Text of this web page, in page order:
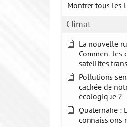
Montrer tous les
Climat
La nouvelle
Comment les
satellites
Pollutions
cachée de
écologique ?
Quaternaire :
connaissions